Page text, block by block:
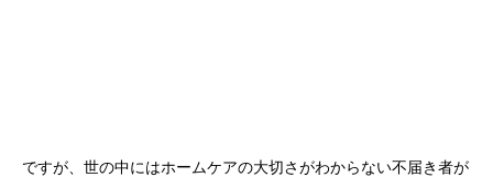
ですが、世の中にはホームケアの大切さがわからない不届き者が